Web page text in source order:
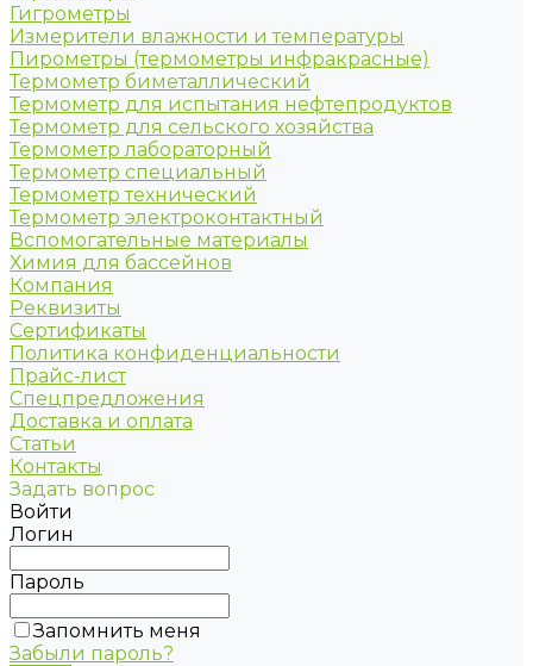
Гигрометры
Измерители влажности и температуры
Пирометры (термометры инфракрасные)
Термометр биметаллический
Термометр для испытания нефтепродуктов
Термометр для сельского хозяйства
Термометр лабораторный
Термометр специальный
Термометр технический
Термометр электроконтактный
Вспомогательные материалы
Химия для бассейнов
Компания
Реквизиты
Сертификаты
Политика конфиденциальности
Прайс-лист
Спецпредложения
Доставка и оплата
Статьи
Контакты
Задать вопрос
Войти
Логин
Пароль
Запомнить меня
Забыли пароль?